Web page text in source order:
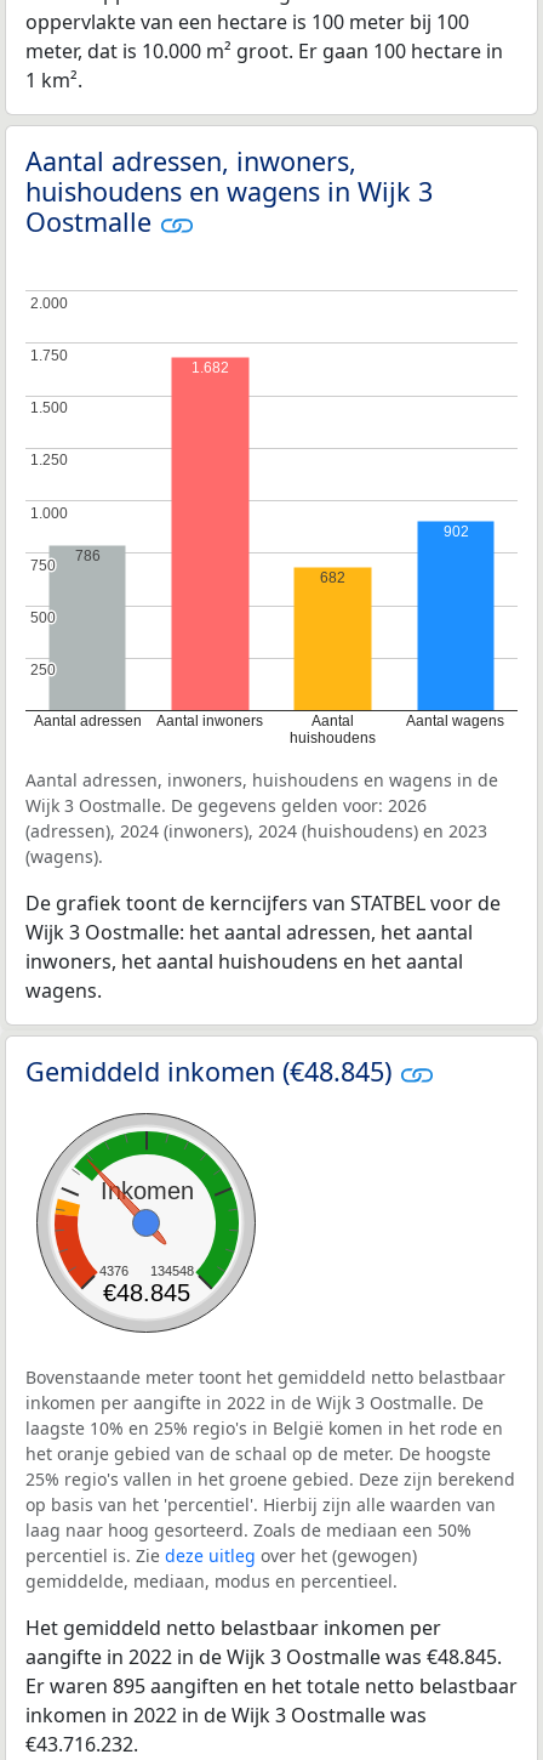
oppervlakte van een hectare is 100 meter bij 100
meter, dat is 10.000 m² groot. Er gaan 100 hectare in
1 km².
Aantal adressen, inwoners,
huishoudens en wagens in Wijk 3
Oostmalle
Aantal adressen Aantal inwoners
Aantal
huishoudens
Aantal wagens
250
250
500
500
750
750
1.000
1.000
1.250
1.250
1.500
1.500
1.750
1.750
2.000
2.000
786
1.682
682
902
Aantal adressen, inwoners, huishoudens en wagens in de
Wijk 3 Oostmalle. De gegevens gelden voor: 2026
(adressen), 2024 (inwoners), 2024 (huishoudens) en 2023
(wagens).
De grafiek toont de kerncijfers van STATBEL voor de
Wijk 3 Oostmalle: het aantal adressen, het aantal
inwoners, het aantal huishoudens en het aantal
wagens.
Gemiddeld inkomen (€48.845)
Inkomen
4376 134548
€48.845
Bovenstaande meter toont het gemiddeld netto belastbaar
inkomen per aangifte in 2022 in de Wijk 3 Oostmalle. De
laagste 10% en 25% regio's in België komen in het rode en
het oranje gebied van de schaal op de meter. De hoogste
25% regio's vallen in het groene gebied. Deze zijn berekend
op basis van het 'percentiel'. Hierbij zijn alle waarden van
laag naar hoog gesorteerd. Zoals de mediaan een 50%
percentiel is. Zie deze uitleg over het (gewogen)
gemiddelde, mediaan, modus en percentieel.
Het gemiddeld netto belastbaar inkomen per
aangifte in 2022 in de Wijk 3 Oostmalle was €48.845.
Er waren 895 aangiften en het totale netto belastbaar
inkomen in 2022 in de Wijk 3 Oostmalle was
€43.716.232.